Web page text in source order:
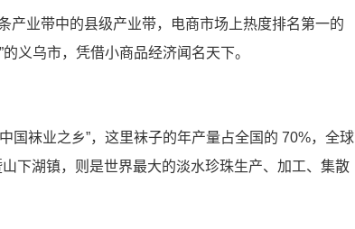
产业带中的县级产业带，电商市场上热度排名第一的
义乌市，凭借小商品经济闻名天下。
国袜业之乡”，这里袜子的年产量占全国的 70%，全球
下湖镇，则是世界最大的淡水珍珠生产、加工、集散